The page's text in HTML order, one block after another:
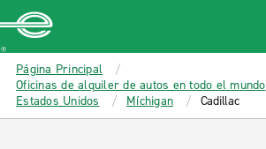
MAIN
CONTENT
Enterprise
Página Principal
Oficinas de alquiler de autos en todo el mundo
Estados Unidos
Míchigan Cadillac